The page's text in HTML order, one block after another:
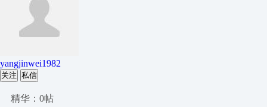
yangjinwei1982
关注 私信
精华：0帖